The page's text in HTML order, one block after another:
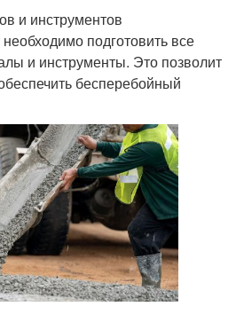
и инструментов
подготовить все
и инструменты. Это позволит
бесперебойный